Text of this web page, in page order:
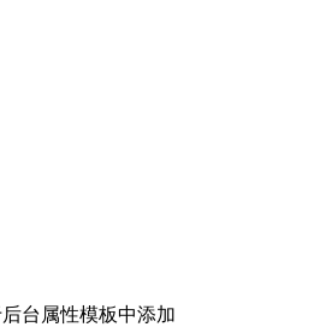
后台属性模板中添加